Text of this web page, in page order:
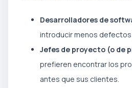
Desarrolladores de
introducir menos defectos
Jefes de proyecto (o de
prefieren encontrar los
antes que sus clientes.